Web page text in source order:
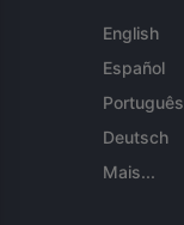
English
Español
Português
Deutsch
Mais...